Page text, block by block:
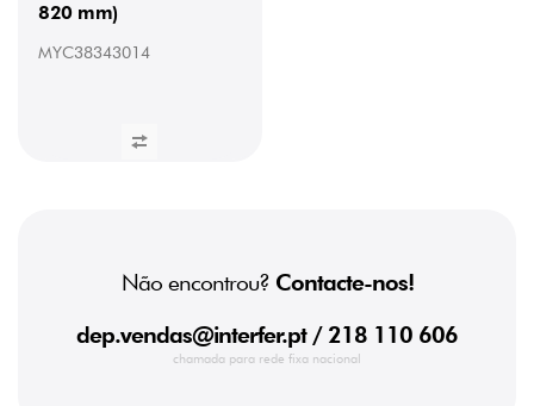
820 mm)
MYC38343014
Não encontrou? Contacte-nos!
dep.vendas@interfer.pt/ 218 110 606
chamada para rede fixa nacional